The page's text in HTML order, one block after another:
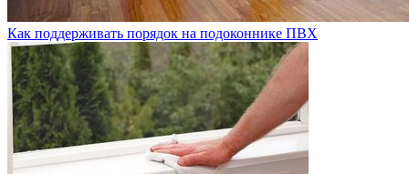
Как поддерживать порядок на подоконнике ПВХ